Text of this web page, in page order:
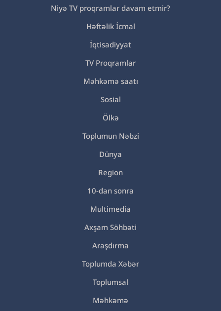
Niyə TV proqramlar davam etmir?
Həftəlik İcmal
İqtisadiyyat
TV Proqramlar
Məhkəmə saatı
Sosial
Ölkə
Toplumun Nəbzi
Dünya
Region
10-dan sonra
Multimedia
Axşam Söhbəti
Araşdırma
Toplumda Xəbər
Toplumsal
Məhkəmə